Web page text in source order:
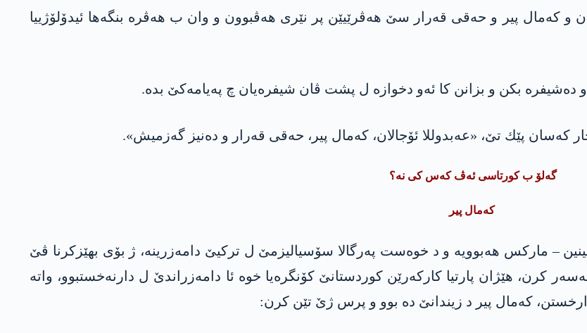
و كه‌مال پیر و حه‌قى قه‌رار سێ هه‌ڤرێیێن پر نێری هه‌ڤبوون و وان ب هه‌ڤره‌ بنگه‌ها ئیدۆلۆژییا
ده‌شیفره‌ بكن و بزانن كا ئه‌و دخوازه‌ ل پشت ڤان شیفره‌یان چ په‌یامه‌كێ بده‌.
كه‌سان پێك تێ، «عه‌بدوللا ئۆجالان، كه‌مال پیر، حه‌قى قه‌رار و ده‌نیز گه‌زمیش».
گه‌لۆ ب كورتاسی ئه‌ڤ كه‌س‌ كی نه‌؟
كه‌مال پیر
– ماركس هه‌بوویه‌ و د خوه‌ست په‌رگالا سۆسیالیزمێ ل تركیێ دامه‌زرینه‌، ژ بۆی بهێزكرنا ڤێ
كرن، هێژان پارتیا كاركه‌رێن كوردستانێ كۆنگره‌یا خوه‌ ئا دامه‌زراندێ ل دارنه‌خستبوو، واته‌
كه‌مال پیر د زیندانێ ده‌ بوو و پرس ژێ تێن كرن: